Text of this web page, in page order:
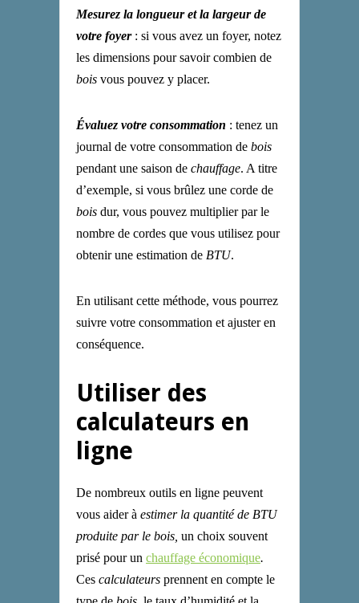
Mesurez la longueur et la largeur de
votre foyer: si vous avez un foyer, notez
les dimensions pour savoir combien de
bois vous pouvez y placer.
Évaluez votre consommation : tenez un
journal de votre consommation de bois
pendant une saison de chauffage. A titre
d’exemple, si vous brûlez une corde de
bois dur, vous pouvez multiplier par le
nombre de cordes que vous utilisez pour
obtenir une estimation de BTU.
En utilisant cette méthode, vous pourrez
suivre votre consommation et ajuster en
conséquence.
Utiliser des
calculateurs en
ligne
De nombreux outils en ligne peuvent
vous aider à estimer la quantité de BTU
produite par le bois, un choix souvent
prisé pour un chauffage économique.
Ces calculateurs prennent en compte le